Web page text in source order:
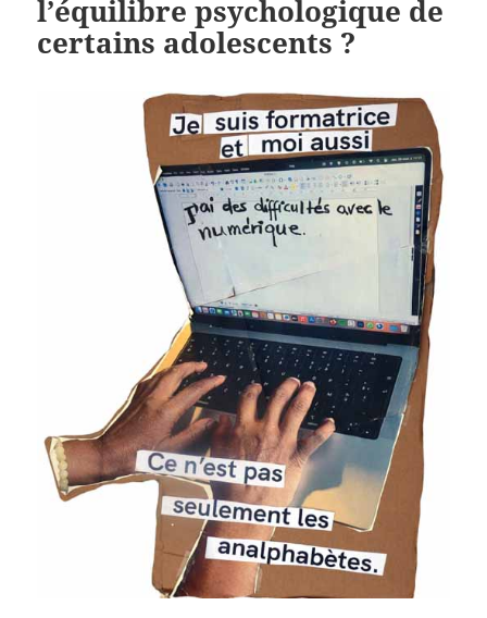
l’équilibre psychologique de
certains adolescents ?